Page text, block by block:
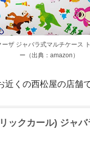
ーザ ジャバラ式マルチケース
ー（出典：amazon）
くの西松屋の店舗
ックカール) ジャ